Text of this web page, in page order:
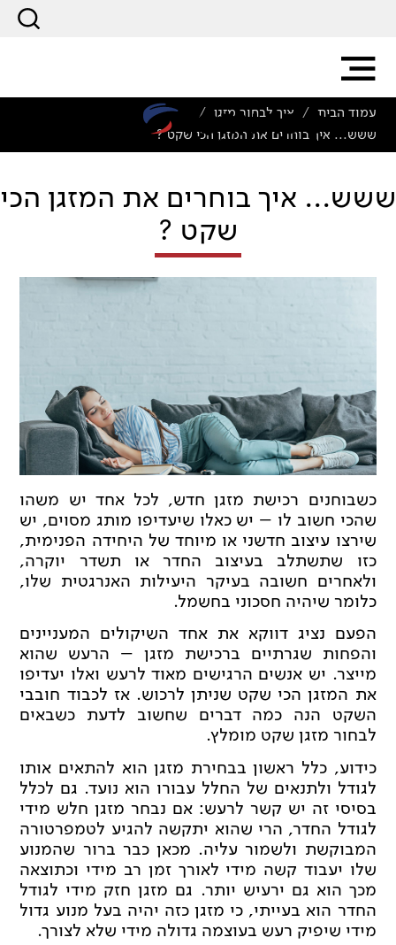
עמוד הבית / איך לבחור מזגן /
ששש... איך בוחרים את המזגן הכי שקט ?
ששש... איך בוחרים את המזגן הכי
שקט ?
כשבוחנים רכישת מזגן חדש, לכל אחד יש משהו
שהכי חשוב לו – יש כאלו שיעדיפו מותג מסוים, יש
שירצו עיצוב חדשני או מיוחד של היחידה הפנימית,
כזו שתשתלב בעיצוב החדר או תשדר יוקרה,
ולאחרים חשובה בעיקר היעילות האנרגטית שלו,
כלומר שיהיה חסכוני בחשמל.
הפעם נציג דווקא את אחד השיקולים המעניינים
והפחות שגרתיים ברכישת מזגן – הרעש שהוא
מייצר. יש אנשים הרגישים מאוד לרעש ואלו יעדיפו
את המזגן הכי שקט שניתן לרכוש. אז לכבוד חובבי
השקט הנה כמה דברים שחשוב לדעת כשבאים
לבחור מזגן שקט מומלץ.
כידוע, כלל ראשון בבחירת מזגן הוא להתאים אותו
לגודל ולתנאים של החלל עבורו הוא נועד. גם לכלל
בסיסי זה יש קשר לרעש: אם נבחר מזגן חלש מידי
לגודל החדר, הרי שהוא יתקשה להגיע לטמפרטורה
המבוקשת ולשמור עליה. מכאן כבר ברור שהמנוע
שלו יעבוד קשה מידי לאורך זמן רב מידי וכתוצאה
מכך הוא גם ירעיש יותר. גם מזגן חזק מידי לגודל
החדר הוא בעייתי, כי מזגן כזה יהיה בעל מנוע גדול
מידי שיפיק רעש בעוצמה גדולה מידי שלא לצורך.